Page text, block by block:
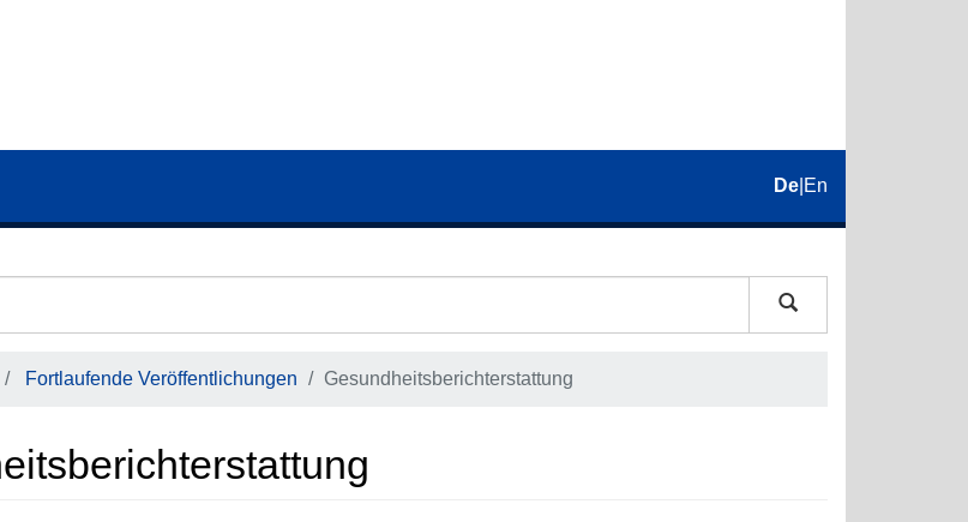
De En
Fortlaufende Veröffentlichungen Gesundheitsberichterstattung